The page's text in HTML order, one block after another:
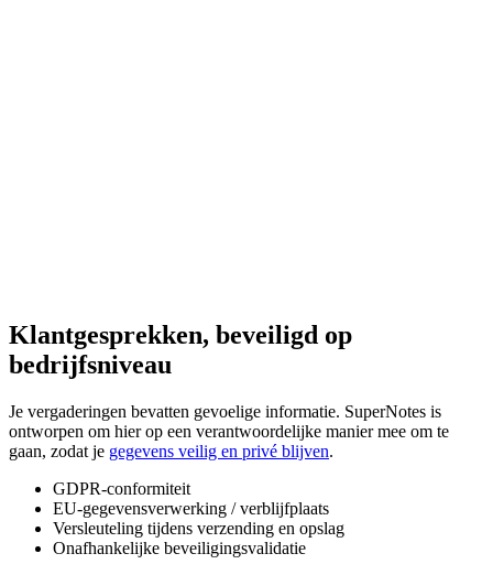
Klantgesprekken, beveiligd op
bedrijfsniveau
Je vergaderingen bevatten gevoelige informatie. SuperNotes is
ontworpen om hier op een verantwoordelijke manier mee om te
gaan, zodat je gegevens veilig en privé blijven.
GDPR-conformiteit
EU-gegevensverwerking / verblijfplaats
Versleuteling tijdens verzending en opslag
Onafhankelijke beveiligingsvalidatie